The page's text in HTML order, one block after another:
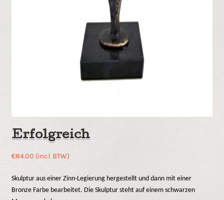
Erfolgreich
€84.00 (incl. BTW)
Skulptur aus einer Zinn-Legierung hergestellt und dann mit einer
Bronze Farbe bearbeitet. Die Skulptur steht auf einem schwarzen